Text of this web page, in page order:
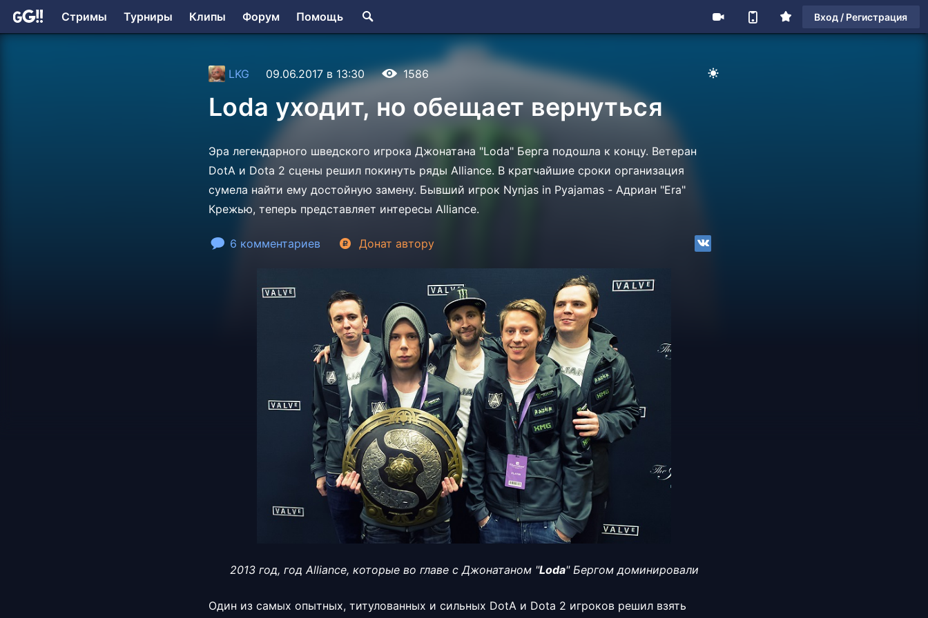
Стримы Турниры Клипы Форум Помощь Вход / Регистрация
LKG 09.06.2017 в 13:30 1586
Loda уходит, но обещает вернуться
Эра легендарного шведского игрока Джонатана "Loda" Берга подошла к концу. Ветеран
DotA и Dota 2 сцены решил покинуть ряды Alliance. В кратчайшие сроки организация
сумела найти ему достойную замену. Бывший игрок Nynjas in Pyajamas - Адриан "Era"
Крежью, теперь представляет интересы Alliance.
6 комментариев Донат автору
2013 год, год Alliance, которые во главе с Джонатаном "Loda" Бергом доминировали
Один из самых опытных, титулованных и сильных DotA и Dota 2 игроков решил взять